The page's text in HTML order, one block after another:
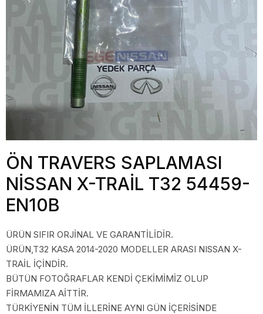
ÖN TRAVERS SAPLAMASI
NİSSAN X-TRAİL T32 54459-
EN10B
ÜRÜN SIFIR ORJİNAL VE GARANTİLİDİR.
ÜRÜN,T32 KASA 2014-2020 MODELLER ARASI NISSAN X-
TRAİL İÇİNDİR.
BÜTÜN FOTOĞRAFLAR KENDİ ÇEKİMİMİZ OLUP
FİRMAMIZA AİTTİR.
TÜRKİYENİN TÜM İLLERİNE AYNI GÜN İÇERİSİNDE